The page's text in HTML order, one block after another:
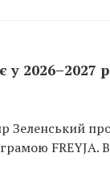
у 2026–2027
FREYJA.